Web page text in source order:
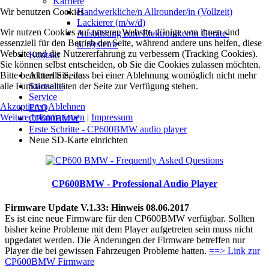
Handwerkliche/n Allrounder/in (Vollzeit)
Lackierer (m/w/d)
Ausbildung zum Elektroniker/in Geräte-
u. Systeme
Kontakt
Aktuelle Seite:
Startseite
Service
FAQ
CP600BMW
Erste Schritte - CP600BMW audio player
Neue SD-Karte einrichten
CP600BMW - Professional Audio Player
Firmware Update V.1.33: Hinweis 08.06.2017
Es ist eine neue Firmware für den CP600BMW verfügbar. Sollten
bisher keine Probleme mit dem Player aufgetreten sein muss nicht
upgedatet werden. Die Änderungen der Firmware betreffen nur
Player die bei gewissen Fahrzeugen Probleme hatten. ==> Link zur
CP600BMW Firmware
Wir benutzen Cookies
Wir nutzen Cookies auf unserer Website. Einige von ihnen sind
essenziell für den Betrieb der Seite, während andere uns helfen, diese
Website und die Nutzererfahrung zu verbessern (Tracking Cookies).
Sie können selbst entscheiden, ob Sie die Cookies zulassen möchten.
Bitte beachten Sie, dass bei einer Ablehnung womöglich nicht mehr
alle Funktionalitäten der Seite zur Verfügung stehen.
Akzeptieren Ablehnen
Weitere Informationen | Impressum